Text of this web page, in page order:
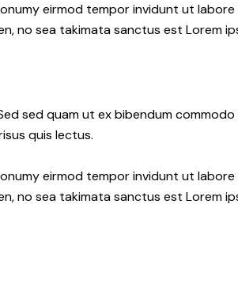
eirmod tempor invidunt ut
no sea takimata sanctus est Lorem
sed quam ut ex bibendum
quis lectus.
eirmod tempor invidunt ut
no sea takimata sanctus est Lorem